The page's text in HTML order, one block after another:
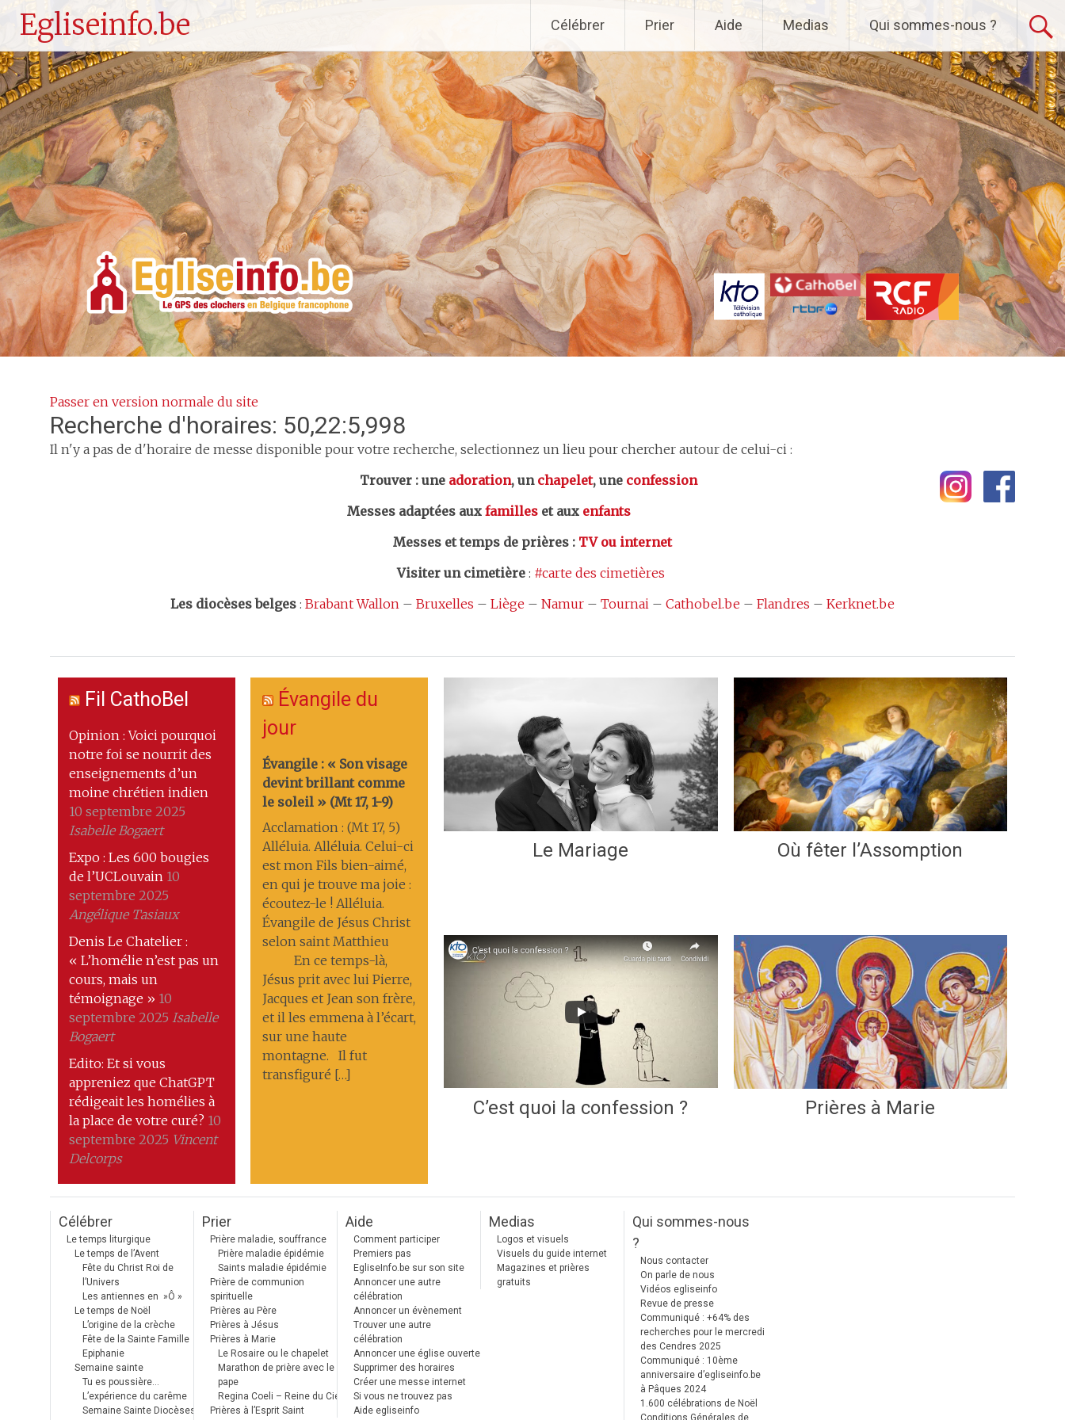
Egliseinfo.be
au
principal
Célébrer Prier Aide Medias Qui sommes-nous ?
Passer en version normale du site
Recherche d'horaires: 50,22:5,998
Il n'y a pas de d'horaire de messe disponible pour votre recherche, selectionnez un lieu pour chercher autour de celui-ci :
Trouver : une adoration, un chapelet, une confession
Messes adaptées aux familles et aux enfants
Messes et temps de prières : TV ou internet
Visiter un cimetière : #carte des cimetières
Les diocèses belges : Brabant Wallon – Bruxelles – Liège – Namur – Tournai – Cathobel.be – Flandres – Kerknet.be
Fil CathoBel
Opinion : Voici pourquoi
notre foi se nourrit des
enseignements d’un
moine chrétien indien
10 septembre 2025
Isabelle Bogaert
Expo : Les 600 bougies
de l’UCLouvain 10
septembre 2025
Angélique Tasiaux
Denis Le Chatelier :
« L’homélie n’est pas un
cours, mais un
témoignage » 10
septembre 2025 Isabelle
Bogaert
Edito: Et si vous
appreniez que ChatGPT
rédigeait les homélies à
la place de votre curé? 10
septembre 2025 Vincent
Delcorps
Évangile du
jour
Évangile : « Son visage
devint brillant comme
le soleil » (Mt 17, 1-9)
Acclamation : (Mt 17, 5)
Alléluia. Alléluia. Celui-ci
est mon Fils bien-aimé,
en qui je trouve ma joie :
écoutez-le ! Alléluia.
Évangile de Jésus Christ
selon saint Matthieu
En ce temps-là,
Jésus prit avec lui Pierre,
Jacques et Jean son frère,
et il les emmena à l’écart,
sur une haute
montagne. Il fut
transfiguré […]
Le Mariage Où fêter l’Assomption
C’est quoi la confession ? Prières à Marie
Célébrer
Le temps liturgique
Le temps de l’Avent
Fête du Christ Roi de
l’Univers
Les antiennes en »Ô »
Le temps de Noël
L’origine de la crèche
Fête de la Sainte Famille
Epiphanie
Semaine sainte
Tu es poussière…
L’expérience du carême
Semaine Sainte Diocèses
Prier
Prière maladie, souffrance
Prière maladie épidémie
Saints maladie épidémie
Prière de communion
spirituelle
Prières au Père
Prières à Jésus
Prières à Marie
Le Rosaire ou le chapelet
Marathon de prière avec le
pape
Regina Coeli – Reine du Ciel
Prières à l’Esprit Saint
Aide
Comment participer
Premiers pas
EgliseInfo.be sur son site
Annoncer une autre
célébration
Annoncer un évènement
Trouver une autre
célébration
Annoncer une église ouverte
Supprimer des horaires
Créer une messe internet
Si vous ne trouvez pas
Aide egliseinfo
Medias
Logos et visuels
Visuels du guide internet
Magazines et prières
gratuits
Qui sommes-nous
?
Nous contacter
On parle de nous
Vidéos egliseinfo
Revue de presse
Communiqué : +64% des
recherches pour le mercredi
des Cendres 2025
Communiqué : 10ème
anniversaire d’egliseinfo.be
à Pâques 2024
1.600 célébrations de Noël
Conditions Générales de